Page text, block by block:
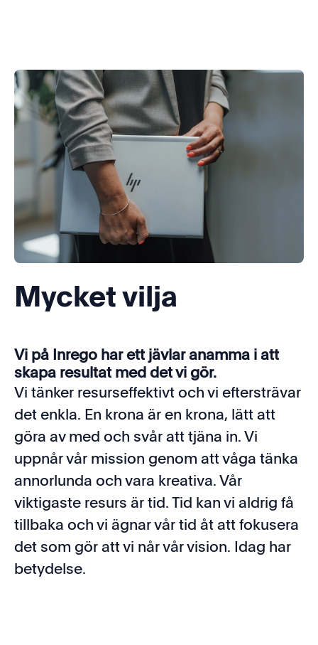
Mycket vilja
Vi på Inrego har ett jävlar anamma i att
skapa resultat med det vi gör.
Vi tänker resurseffektivt och vi eftersträvar
det enkla. En krona är en krona, lätt att
göra av med och svår att tjäna in. Vi
uppnår vår mission genom att våga tänka
annorlunda och vara kreativa. Vår
viktigaste resurs är tid. Tid kan vi aldrig få
tillbaka och vi ägnar vår tid åt att fokusera
det som gör att vi når vår vision. Idag har
betydelse.